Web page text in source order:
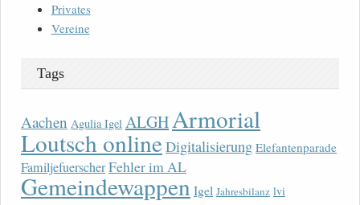
Privates
Vereine
Tags
Aachen Agulia Igel ALGHArmorial
Loutsch onlineDigitalisierung Elefantenparade
FamiljefuerscherFehler im AL
Gemeindewappen Igel Jahresbilanz lvi